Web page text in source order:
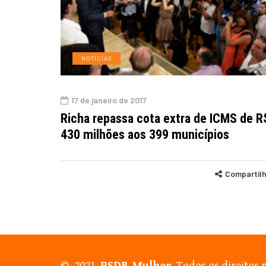
NOTÍCIAS
17 de janeiro de 2017
Richa repassa cota extra de ICMS de
430 milhões aos 399 municípios